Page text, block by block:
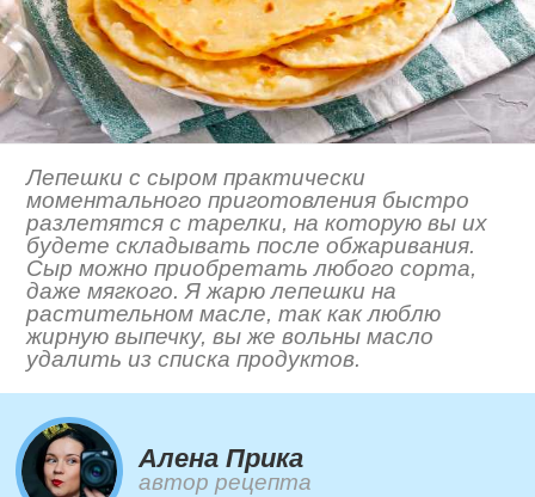
Лепешки с сыром практически
моментального приготовления быстро
разлетятся с тарелки, на которую вы их
будете складывать после обжаривания.
Сыр можно приобретать любого сорта,
даже мягкого. Я жарю лепешки на
растительном масле, так как люблю
жирную выпечку, вы же вольны масло
удалить из списка продуктов.
Алена Прика
автор рецепта